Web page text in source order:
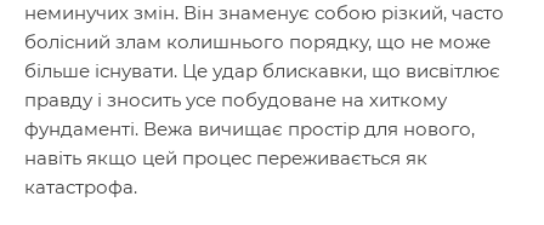
неминучих змін. Він знаменує собою різкий, часто
болісний злам колишнього порядку, що не може
більше існувати. Це удар блискавки, що висвітлює
правду і зносить усе побудоване на хиткому
фундаменті. Вежа вичищає простір для нового,
навіть якщо цей процес переживається як
катастрофа.